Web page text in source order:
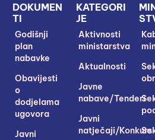
KATEGORI
JE
Aktivnosti
ministarstva
Aktualnosti
Javne
nabave/Tenderi
Javni
natječaji/Konkursi
DOKUMEN
TI
Godišnji
plan
nabavke
Obavijesti
o
dodjelama
ugovora
Javni